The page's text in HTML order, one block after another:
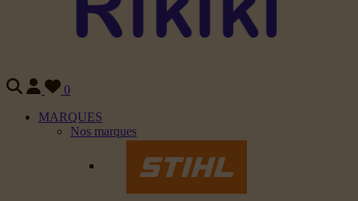
0
MARQUES
Nos marques